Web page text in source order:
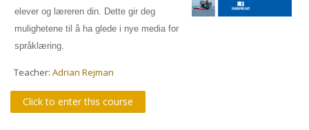
elever og læreren din. Dette gir deg
mulighetene til å ha glede i nye media for
språklæring.
Teacher: Adrian Rejman
Click to enter this course